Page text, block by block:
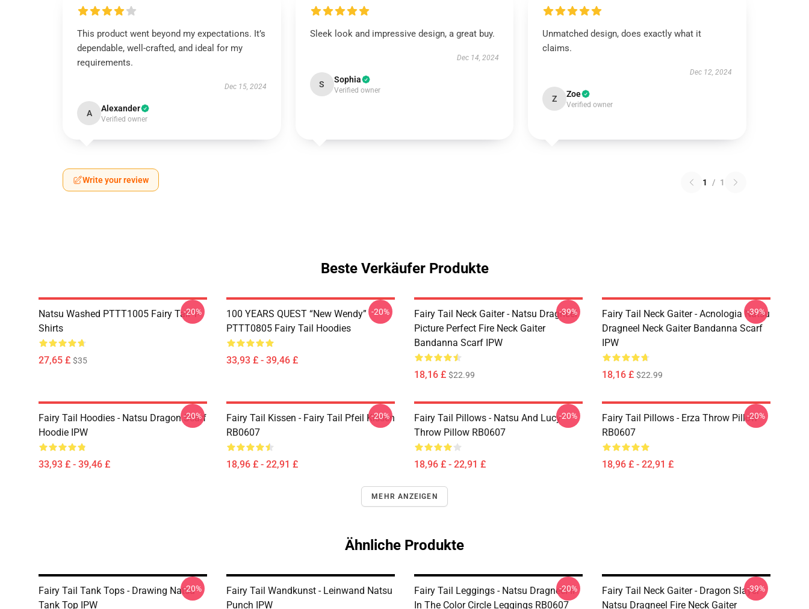
This product went beyond my expectations. It’s
dependable, well-crafted, and ideal for my
requirements.
Dec 15, 2024
A Alexander
Verified owner
Sleek look and impressive design, a great buy.
Dec 14, 2024
S Sophia
Verified owner
Unmatched design, does exactly what it
claims.
Dec 12, 2024
Z Zoe
Verified owner
Write your review 1 / 1
Beste Verkäufer Produkte
Natsu Washed PTTT1005 Fairy Tail T-
Shirts
27,65 £ $35
-20%
100 YEARS QUEST “New Wendy”
PTTT0805 Fairy Tail Hoodies
33,93 £ - 39,46 £
-20%
Fairy Tail Neck Gaiter - Natsu Dragneel
Picture Perfect Fire Neck Gaiter
Bandanna Scarf IPW
18,16 £ $22.99
-39%
Fairy Tail Neck Gaiter - Acnologia Natsu
Dragneel Neck Gaiter Bandanna Scarf
IPW
18,16 £ $22.99
-39%
Fairy Tail Hoodies - Natsu Dragon Scarf
Hoodie IPW
33,93 £ - 39,46 £
-20%
Fairy Tail Kissen - Fairy Tail Pfeil Kissen
RB0607
18,96 £ - 22,91 £
-20%
Fairy Tail Pillows - Natsu And Lucy
Throw Pillow RB0607
18,96 £ - 22,91 £
-20%
Fairy Tail Pillows - Erza Throw Pillow
RB0607
18,96 £ - 22,91 £
-20%
MEHR ANZEIGEN
Ähnliche Produkte
Fairy Tail Tank Tops - Drawing Natsu
Tank Top IPW
-20%
Fairy Tail Wandkunst - Leinwand Natsu
Punch IPW
Fairy Tail Leggings - Natsu Dragneel II
In The Color Circle Leggings RB0607
-20%
Fairy Tail Neck Gaiter - Dragon Slayer
Natsu Dragneel Fire Neck Gaiter
-39%